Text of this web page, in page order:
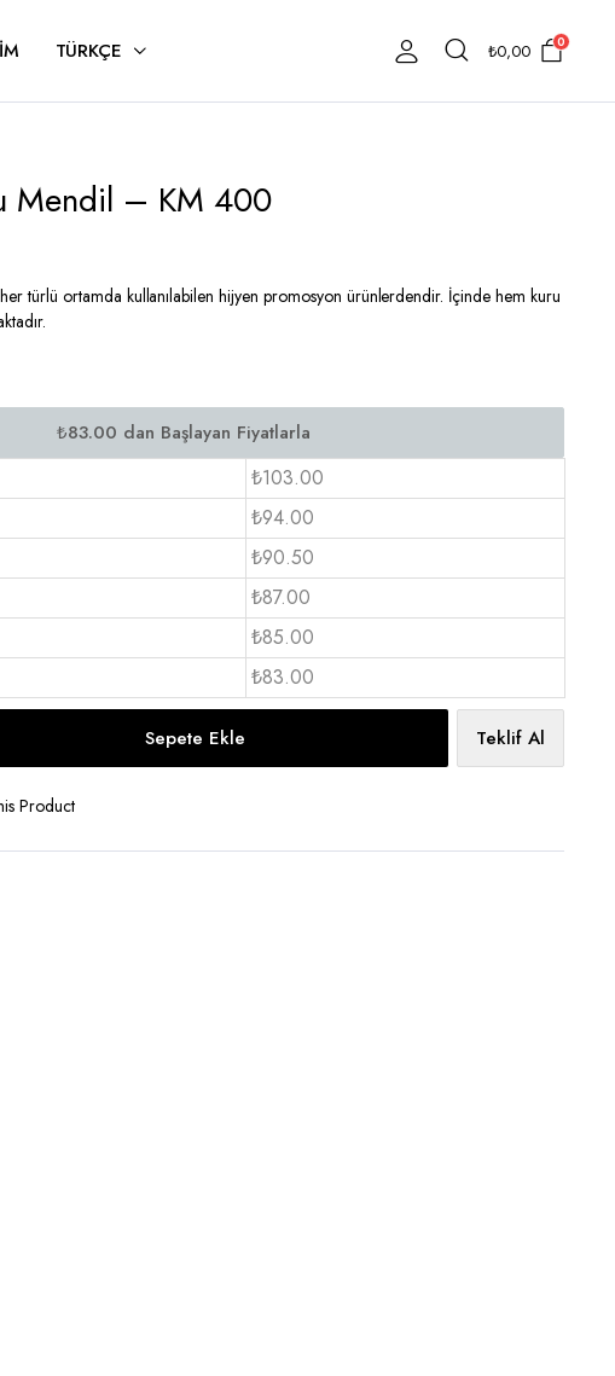
TÜRKÇE ₺0,00 0
Mendil – KM 400
türlü ortamda kullanılabilen hijyen promosyon ürünlerdendir. İçinde hem kuru
₺103.00
₺94.00
₺90.50
₺87.00
₺85.00
₺83.00
Sepete Ekle Teklif Al
Product